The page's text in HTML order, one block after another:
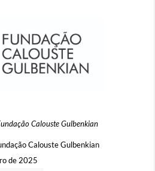
Calouste Gulbenkian
Calouste Gulbenkian
de 2025